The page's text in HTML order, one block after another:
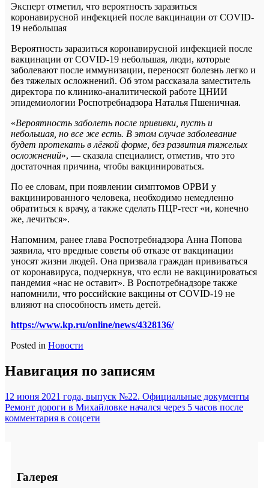
Эксперт отметил, что вероятность заразиться
коронавирусной инфекцией после вакцинации от COVID-
19 небольшая
Вероятность заразиться коронавирусной инфекцией после
вакцинации от COVID-19 небольшая, люди, которые
заболевают после иммунизации, переносят болезнь легко и
без тяжелых осложнений. Об этом рассказала заместитель
директора по клинико-аналитической работе ЦНИИ
эпидемиологии Роспотребнадзора Наталья Пшеничная.
«Вероятность заболеть после прививки, пусть и
небольшая, но все же есть. В этом случае заболевание
будет протекать в лёгкой форме, без развития тяжелых
осложнений», — сказала специалист, отметив, что это
достаточная причина, чтобы вакцинироваться.
По ее словам, при появлении симптомов ОРВИ у
вакцинированного человека, необходимо немедленно
обратиться к врачу, а также сделать ПЦР-тест «и, конечно
же, лечиться».
Напомним, ранее глава Роспотребнадзора Анна Попова
заявила, что вредные советы об отказе от вакцинации
уносят жизни людей. Она призвала граждан прививаться
от коронавируса, подчеркнув, что если не вакцинироваться
пандемия «нас не оставит». В Роспотребнадзоре также
напомнили, что российские вакцины от COVID-19 не
влияют на способность иметь детей.
https://www.kp.ru/online/news/4328136/
Posted in Новости
Навигация по записям
12 июня 2021 года, выпуск №22. Официальные документы
Ремонт дороги в Михайловке начался через 5 часов после
комментария в соцсети
Галерея